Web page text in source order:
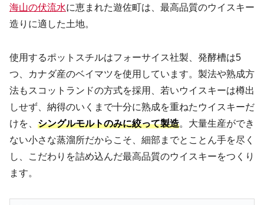
海山の伏流水に恵まれた遊佐町は、最高品質のウイスキー
造りに適した土地。
使用するポットスチルはフォーサイス社製、発酵槽は5
つ、カナダ産のベイマツを使用しています。製法や熟成方
法もスコットランドの方式を採用、若いウイスキーは樽出
しせず、納得のいくまで十分に熟成を重ねたウイスキーだ
けを、 シングルモルトのみに絞って製造。大量生産ができ
ない小さな蒸溜所だからこそ、細部までとことん手を尽く
し、こだわりを詰め込んだ最高品質のウイスキーをつくり
ます。